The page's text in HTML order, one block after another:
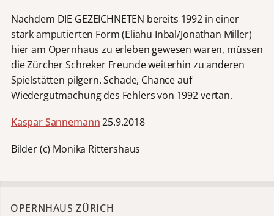
Nachdem DIE GEZEICHNETEN bereits 1992 in einer
stark amputierten Form (Eliahu Inbal/Jonathan Miller)
hier am Opernhaus zu erleben gewesen waren, müssen
die Zürcher Schreker Freunde weiterhin zu anderen
Spielstätten pilgern. Schade, Chance auf
Wiedergutmachung des Fehlers von 1992 vertan.
Kaspar Sannemann25.9.2018
Bilder (c) Monika Rittershaus
OPERNHAUS ZÜRICH